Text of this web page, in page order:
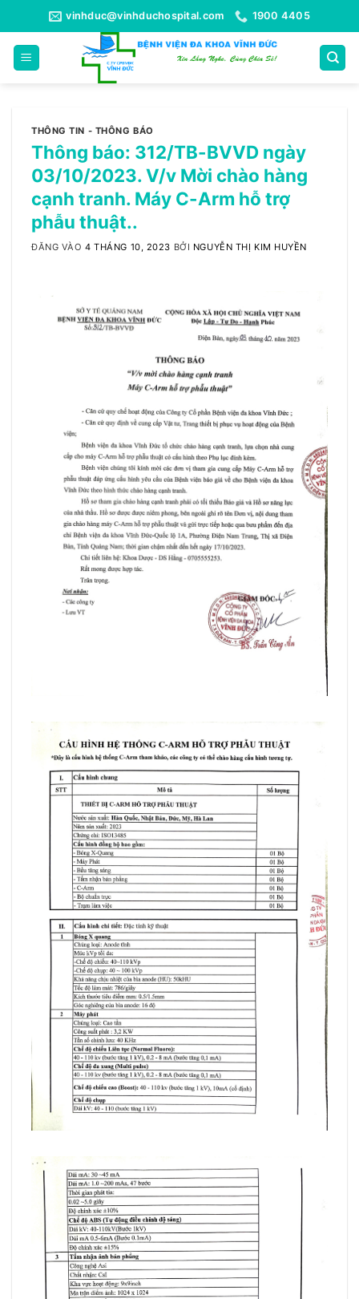
qua
nội
dung
vinhduc@vinhduchospital.com 1900 4405
THÔNG TIN - THÔNG BÁO
Thông báo: 312/TB-BVVD ngày
03/10/2023. V/v Mời chào hàng
cạnh tranh. Máy C-Arm hỗ trợ
phẫu thuật..
ĐĂNG VÀO4 THÁNG 10, 2023 BỞI NGUYỄN THỊ KIM HUYỀN